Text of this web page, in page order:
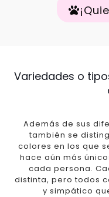
Variedades o
Además de sus
también se
colores en los que
hace aún más
cada persona.
distinta, pero todos
y simpático